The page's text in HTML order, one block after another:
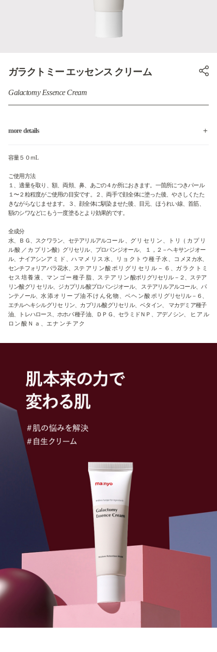
ガラクトミー エッセンス クリーム
Galactomy Essence Cream
more details
容量５０ｍL
ご使用方法
１、適量を取り、額、両頬、鼻、あごの４か所におきます。一箇所につきパール
１〜２粒程度がご使用の目安です。２、両手で顔全体に塗った後、やさしくたた
きながらなじませます。３、顔全体に馴染ませた後、目元、ほうれい線、首筋、
額のシワなどにもう一度塗るとより効果的です。
全成分
水、ＢＧ、スクワラン、セテアリルアルコー ル 、グ リ セ リ ン 、ト リ（ カ プ リ
ル 酸 ／ カ プ リン酸）グリセリル、プロパンジオール、 １，２－ヘキサンジオー
ル、ナイアシンア ミ ド 、ハ マ メ リ ス 水 、リ ョ ク ト ウ 種 子 水 、コ メヌカ水、
センチフォリアバラ花水、ステ ア リ ン 酸 ポ リ グ リ セ リ ル － ６ 、ガ ラ ク ト ミ
セ ス 培 養 液 、マ ン ゴ ー 種 子 脂 、ス テ ア リ ン 酸ポリグリセリル－２、ステア
リン酸グリ セリル、ジカプリル酸プロパンジオール、 ステアリルアルコール、パ
ンテノール、水 添 オ リ ー ブ 油 不 け ん 化 物 、ベ ヘ ン 酸 ポ リ グリセリル－６、
エチルヘキシルグリセ リン、カプリル酸グリセリル、ベタイン、 マカデミア種子
油、トレハロース、ホホバ 種子油、ＤＰＧ、セラミドＮＰ、アデノシン、 ヒ ア ル
ロ ン 酸 Ｎ ａ 、エ ナ ン チ ア ク